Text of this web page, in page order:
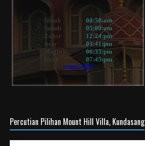
Percutian Pilihan Mount Hill Villa, Kundasang